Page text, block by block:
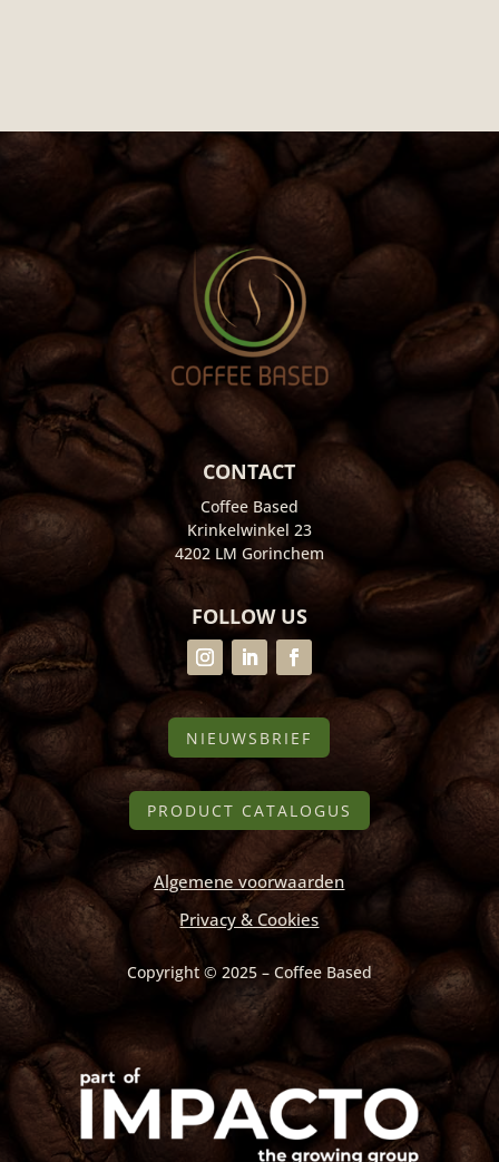
CONTACT
Coffee Based
Krinkelwinkel 23
4202 LM Gorinchem
FOLLOW US
NIEUWSBRIEF
PRODUCT CATALOGUS
Algemene voorwaarden
Privacy & Cookies
Copyright © 2025 – Coffee Based